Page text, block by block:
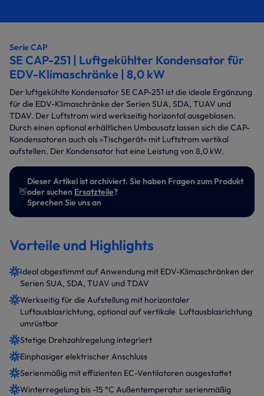
Serie CAP
SE CAP-251 | Luftgekühlter Kondensator für
EDV-Klimaschränke | 8,0 kW
Der luftgekühlte Kondensator SE CAP-251 istdie ideale Ergänzung
für die EDV-Klimaschränke der Serien SUA, SDA, TUAV und
TDAV. Der Luftstrom wird werkseitig horizontal ausgeblasen.
Durch einen optional erhältlichen Umbausatz lassen sich die CAP-
Kondensatoren auch als »Tischgerät« mit Luftstrom vertikal
aufstellen. Der Kondensator hat eine Leistung von 8,0 kW.
👋
Dieser Artikel ist archiviert. Sie haben Fragen zum Produkt
oder suchen Ersatzteile?
Sprechen Sie uns an
Vorteile und Highlights
Ideal abgestimmt auf Anwendung mit EDV-Klimaschränken der
Serien SUA, SDA, TUAV und TDAV
Werkseitig für die Aufstellung mit horizontaler
Luftausblasrichtung, optional auf vertikale Luftausblasrichtung
umrüstbar
Stetige Drehzahlregelung integriert
Einphasiger elektrischer Anschluss
Serienmäßig mit effizienten EC-Ventilatoren ausgestattet
Winterregelung bis -15 °C Außentemperatur serienmäßig